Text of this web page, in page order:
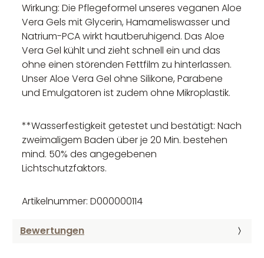
Wirkung: Die Pflegeformel unseres veganen Aloe
Vera Gels mit Glycerin, Hamameliswasser und
Natrium-PCA wirkt hautberuhigend. Das Aloe
Vera Gel kühlt und zieht schnell ein und das
ohne einen störenden Fettfilm zu hinterlassen.
Unser Aloe Vera Gel ohne Silikone, Parabene
und Emulgatoren ist zudem ohne Mikroplastik.
**Wasserfestigkeit getestet und bestätigt: Nach
zweimaligem Baden über je 20 Min. bestehen
mind. 50% des angegebenen
Lichtschutzfaktors.
Artikelnummer: D000000114
Bewertungen